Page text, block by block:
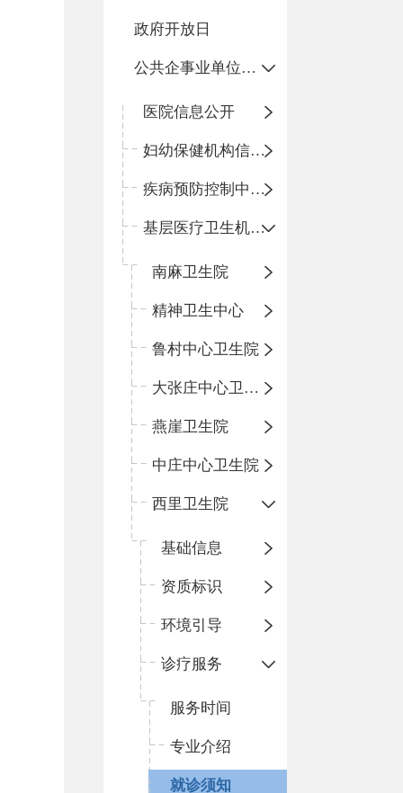
政府开放日
公共企事业单位信息公开
医院信息公开
妇幼保健机构信息公开
疾病预防控制中心信息公开
基层医疗卫生机构信息公开
南麻卫生院
精神卫生中心
鲁村中心卫生院
大张庄中心卫生院
燕崖卫生院
中庄中心卫生院
西里卫生院
基础信息
资质标识
环境引导
诊疗服务
服务时间
专业介绍
就诊须知